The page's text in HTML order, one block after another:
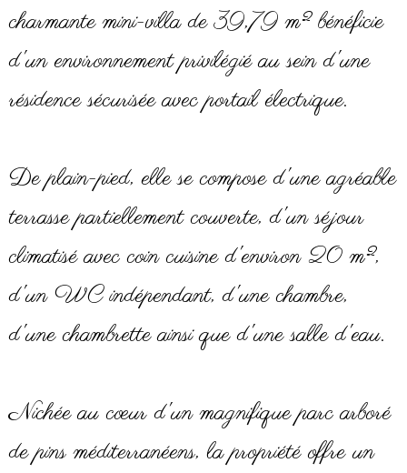
charmante mini-villa de 39,79 m² bénéficie
d'un environnement privilégié au sein d'une
résidence sécurisée avec portail électrique.
De plain-pied, elle se compose d'une agréable
terrasse partiellement couverte, d'un séjour
climatisé avec coin cuisine d'environ 20 m²,
d'un WC indépendant, d'une chambre,
d'une chambrette ainsi que d'une salle d'eau.
Nichée au cœur d'un magnifique parc arboré
de pins méditerranéens, la propriété offre un